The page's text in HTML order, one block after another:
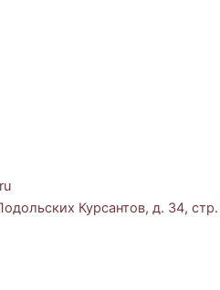
Курсантов, д. 34, стр.